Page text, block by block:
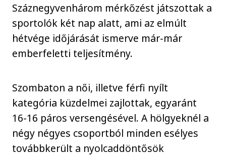
Száznegyvenhárom mérkőzést játszottak a
sportolók két nap alatt, ami az elmúlt
hétvége időjárását ismerve már-már
emberfeletti teljesítmény.
Szombaton a női, illetve férfi nyílt
kategória küzdelmei zajlottak, egyaránt
16-16 páros versengésével. A hölgyeknél a
négy négyes csoportból minden esélyes
továbbkerült a nyolcaddöntősök